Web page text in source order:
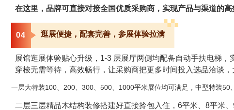
在这里，品牌可直接对接全国优质采购商，实现产品与渠道的高
04 逛展便捷，配套完善，参展体验拉满
展馆逛展体验贴心升级，1-3 层展厅两侧均配备自动手扶电梯
穿梭无需等待，高效畅行，让采购商把更多时间投入选品洽谈，
一层大特装100、200、300、500、1000平米展位均可满足，中型特装50
二层三层精品木结构装修搭建好直接拎包入住，6平米、8平米、